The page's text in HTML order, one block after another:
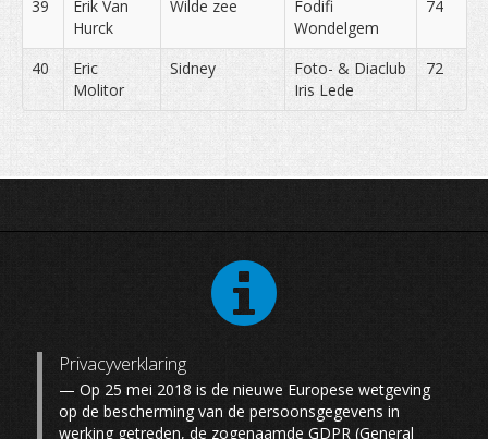
39
Erik Van
Hurck
Wilde zee
Fodifi
Wondelgem
74
40
Eric
Molitor
Sidney
Foto- & Diaclub
Iris Lede
72
Privacyverklaring
— Op 25 mei 2018 is de nieuwe Europese wetgeving
op de bescherming van de persoonsgegevens in
werking getreden, de zogenaamde GDPR (General